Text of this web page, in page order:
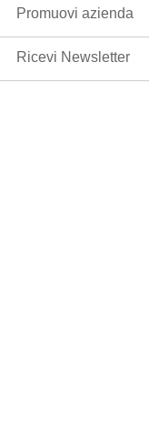
Promuovi azienda
Ricevi Newsletter